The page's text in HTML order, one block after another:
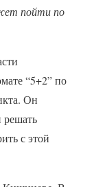
пойти по
“5+2” по
Он
решать
с этой